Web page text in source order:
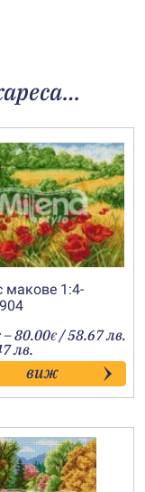
макове 1:4-
–80.00€Price
range:
30.00€
through
80.00€
/ 58.67 лв.
лв.
виж